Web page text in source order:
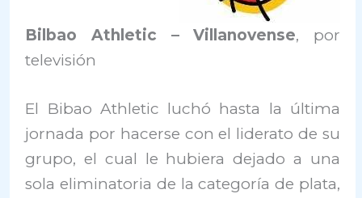
Bilbao Athletic –Villanovense, por
televisión
El Bibao Athletic luchó hasta la última
jornada por hacerse con el liderato de su
grupo, el cual le hubiera dejado a una
sola eliminatoria de la categoría de plata,